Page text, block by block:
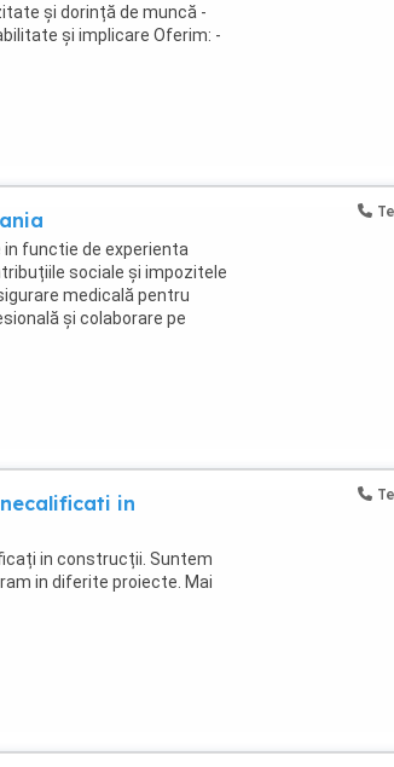
și dorință de muncă -
și implicare Oferim: -
functie de experienta
sociale și impozitele
medicală pentru
și colaborare pe
in
in construcții. Suntem
in diferite proiecte. Mai